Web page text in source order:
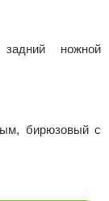
ножной
бирюзовый с